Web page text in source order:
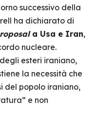
successivo della
ha dichiarato di
a Usa e Iran,
nucleare.
esteri iraniano,
la necessità che
del popolo iraniano,
e non